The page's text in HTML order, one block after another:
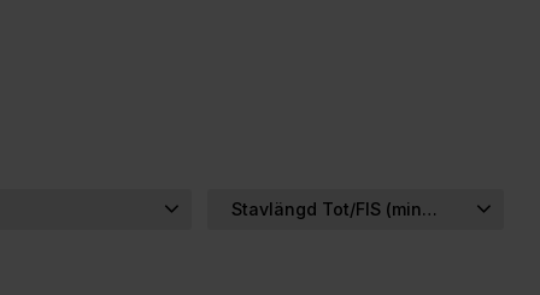
Stavlängd Tot/FIS (minus 4 cm)